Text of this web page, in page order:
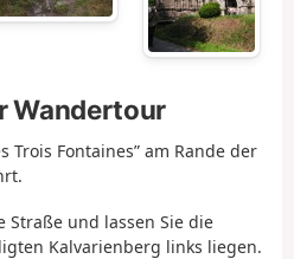
Wandertour
Trois Fontaines” am Rande der
Straße und lassen Sie die
Kalvarienberg links liegen.